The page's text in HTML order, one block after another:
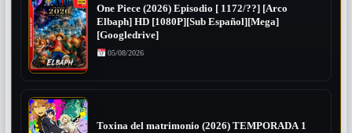
One Piece (2026) Episodio [ 1172/??] [Arco
Elbaph] HD [1080P][Sub Español][Mega]
[Googledrive]
05/08/2026
Toxina del matrimonio (2026) TEMPORADA 1